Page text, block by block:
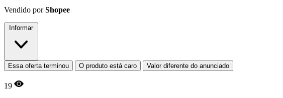
Vendido porShopee
Informar
Essa oferta terminou O produto está caro Valor diferente do anunciado
19